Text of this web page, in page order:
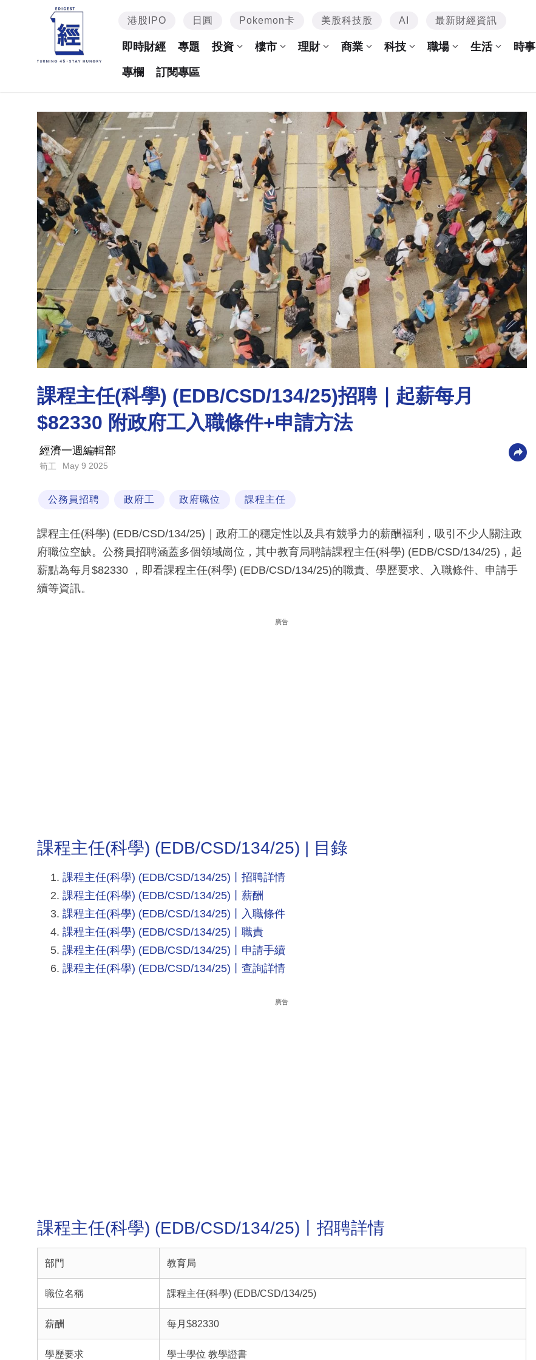
港股IPO 日圓 Pokemon卡 美股科技股 AI 最新財經資訊
即時財經 專題 投資 樓市 理財 商業 科技 職場 生活 時事
專欄 訂閱專區
課程主任(科學) (EDB/CSD/134/25)招聘｜起薪每月
$82330 附政府工入職條件+申請方法
經濟一週編輯部
筍工 May 9 2025
公務員招聘 政府工 政府職位 課程主任
課程主任(科學) (EDB/CSD/134/25)｜政府工的穩定性以及具有競爭力的薪酬福利，吸引不少人關注政
府職位空缺。公務員招聘涵蓋多個領域崗位，其中教育局聘請課程主任(科學) (EDB/CSD/134/25)，起
薪點為每月$82330 ，即看課程主任(科學) (EDB/CSD/134/25)的職責、學歷要求、入職條件、申請手
續等資訊。
廣告
課程主任(科學) (EDB/CSD/134/25) | 目錄
課程主任(科學) (EDB/CSD/134/25)丨招聘詳情
課程主任(科學) (EDB/CSD/134/25)丨薪酬
課程主任(科學) (EDB/CSD/134/25)丨入職條件
課程主任(科學) (EDB/CSD/134/25)丨職責
課程主任(科學) (EDB/CSD/134/25)丨申請手續
課程主任(科學) (EDB/CSD/134/25)丨查詢詳情
廣告
課程主任(科學) (EDB/CSD/134/25)丨招聘詳情
部門 教育局
職位名稱 課程主任(科學) (EDB/CSD/134/25)
薪酬 每月$82330
學歷要求 學士學位 教學證書